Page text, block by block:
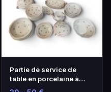
Partie de service de
table en porcelaine à
décor de fleurett…